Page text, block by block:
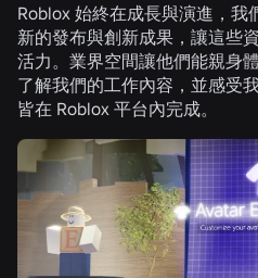
Roblox 始終在成長與演進，我
新的發布與創新成果，讓這些
活力。業界空間讓他們能親身
了解我們的工作內容，並感受
皆在 Roblox 平台內完成。